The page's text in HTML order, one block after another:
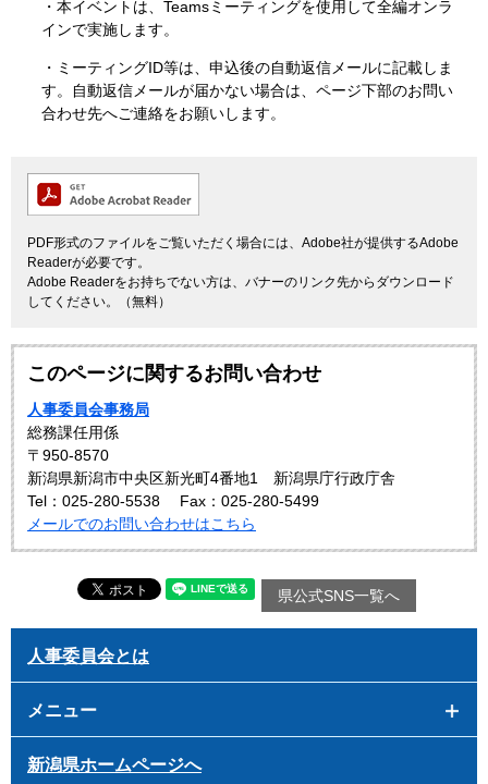
・本イベントは、Teamsミーティングを使用して全編オンラ
インで実施します。
・ミーティングID等は、申込後の自動返信メールに記載しま
す。自動返信メールが届かない場合は、ページ下部のお問い
合わせ先へご連絡をお願いします。
PDF形式のファイルをご覧いただく場合には、Adobe社が提供するAdobe
Readerが必要です。
Adobe Readerをお持ちでない方は、バナーのリンク先からダウンロード
してください。（無料）
このページに関するお問い合わせ
人事委員会事務局
総務課任用係
〒950-8570
新潟県新潟市中央区新光町4番地1 新潟県庁行政庁舎
Tel：025-280-5538
Fax：025-280-5499
メールでのお問い合わせはこちら
県公式SNS一覧へ
人事委員会とは
メニュー
新潟県ホームページへ